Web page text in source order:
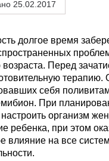
25.02.2017
долгое время
возраста. Перед
себя
При
настроить организм
ребенка, при этом
влияние на все